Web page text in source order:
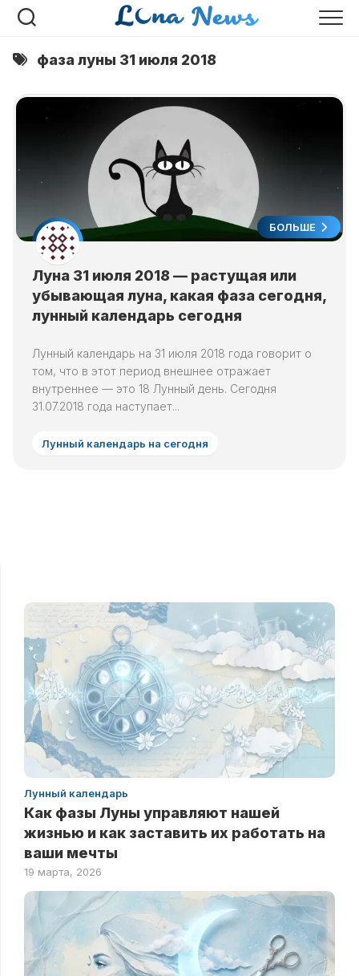
Перейти
фаза луны 31 июля 2018
БОЛЬШЕ
Луна 31 июля 2018 — растущая или
убывающая луна, какая фаза сегодня,
лунный календарь сегодня
Лунный календарь на 31 июля 2018 года говорит о
том, что в этот период внешнее отражает
внутреннее — это 18 Лунный день. Сегодня
31.07.2018 года наступает...
Лунный календарь на сегодня
Лунный календарь
Как фазы Луны управляют нашей
жизнью и как заставить их работать на
ваши мечты
19 марта, 2026